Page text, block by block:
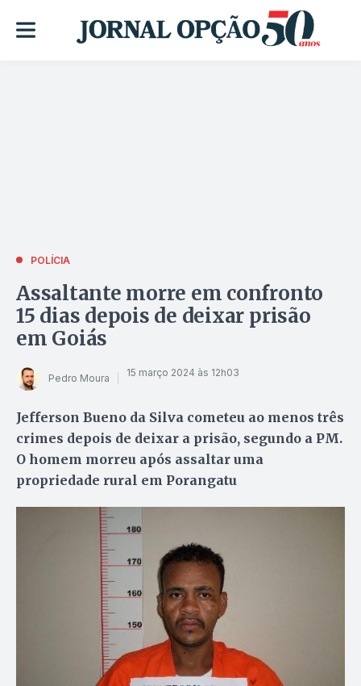
POLÍCIA
Assaltante morre em confronto
15 dias depois de deixar prisão
em Goiás
Pedro Moura 15 março 2024 às 12h03
Jefferson Bueno da Silva cometeu ao menos três
crimes depois de deixar a prisão, segundo a PM.
O homem morreu após assaltar uma
propriedade rural em Porangatu